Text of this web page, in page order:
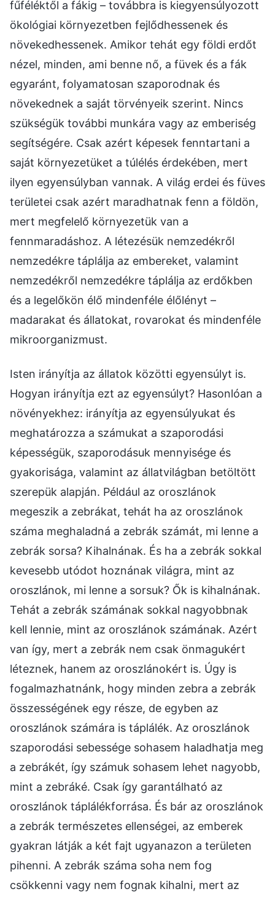
fűféléktől a fákig – továbbra is kiegyensúlyozott
ökológiai környezetben fejlődhessenek és
növekedhessenek. Amikor tehát egy földi erdőt
nézel, minden, ami benne nő, a füvek és a fák
egyaránt, folyamatosan szaporodnak és
növekednek a saját törvényeik szerint. Nincs
szükségük további munkára vagy az emberiség
segítségére. Csak azért képesek fenntartani a
saját környezetüket a túlélés érdekében, mert
ilyen egyensúlyban vannak. A világ erdei és füves
területei csak azért maradhatnak fenn a földön,
mert megfelelő környezetük van a
fennmaradáshoz. A létezésük nemzedékről
nemzedékre táplálja az embereket, valamint
nemzedékről nemzedékre táplálja az erdőkben
és a legelőkön élő mindenféle élőlényt –
madarakat és állatokat, rovarokat és mindenféle
mikroorganizmust.
Isten irányítja az állatok közötti egyensúlyt is.
Hogyan irányítja ezt az egyensúlyt? Hasonlóan a
növényekhez: irányítja az egyensúlyukat és
meghatározza a számukat a szaporodási
képességük, szaporodásuk mennyisége és
gyakorisága, valamint az állatvilágban betöltött
szerepük alapján. Például az oroszlánok
megeszik a zebrákat, tehát ha az oroszlánok
száma meghaladná a zebrák számát, mi lenne a
zebrák sorsa? Kihalnának. És ha a zebrák sokkal
kevesebb utódot hoznának világra, mint az
oroszlánok, mi lenne a sorsuk? Ők is kihalnának.
Tehát a zebrák számának sokkal nagyobbnak
kell lennie, mint az oroszlánok számának. Azért
van így, mert a zebrák nem csak önmagukért
léteznek, hanem az oroszlánokért is. Úgy is
fogalmazhatnánk, hogy minden zebra a zebrák
összességének egy része, de egyben az
oroszlánok számára is táplálék. Az oroszlánok
szaporodási sebessége sohasem haladhatja meg
a zebrákét, így számuk sohasem lehet nagyobb,
mint a zebráké. Csak így garantálható az
oroszlánok táplálékforrása. És bár az oroszlánok
a zebrák természetes ellenségei, az emberek
gyakran látják a két fajt ugyanazon a területen
pihenni. A zebrák száma soha nem fog
csökkenni vagy nem fognak kihalni, mert az